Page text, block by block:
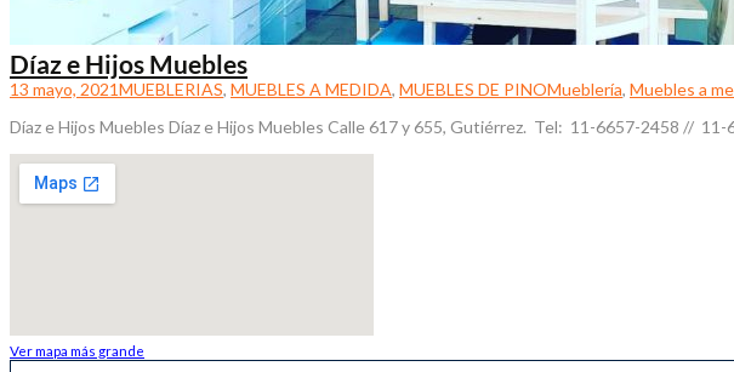
Díaz e Hijos Muebles
13 mayo, 2021MUEBLERIAS, MUEBLES A MEDIDA, MUEBLES DE PINOMueblería, Muebles a
Díaz e Hijos Muebles Díaz e Hijos Muebles Calle 617 y 655, Gutiérrez. Tel: 11-6657-2458 //
Ver mapa más grande